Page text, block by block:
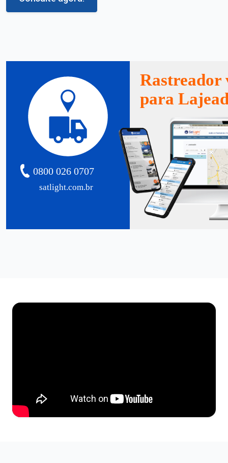
satlight.com.br
0800 026 0707
Rastreador
para